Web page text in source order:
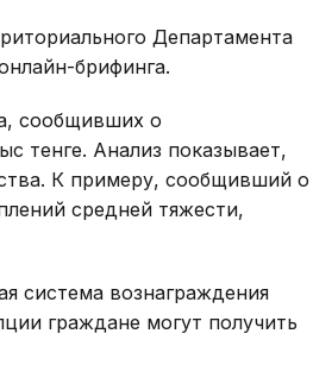
Департамента
брифинга.
сообщивших о
тенге. Анализ показывает,
К примеру, сообщивший о
средней тяжести,
система вознаграждения
граждане могут получить